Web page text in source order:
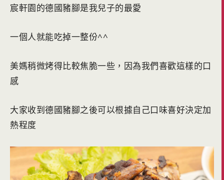
宸軒園的德國豬腳是我兒子的最愛
一個人就能吃掉一整份^^
美媽稍微烤得比較焦脆一些，因為我們喜歡這樣的口
感
大家收到德國豬腳之後可以根據自己口味喜好決定加
熱程度